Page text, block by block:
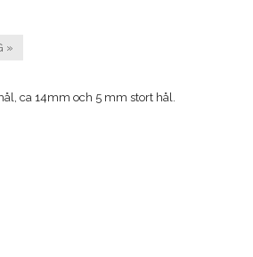
»
ca 14mm och 5 mm stort hål.